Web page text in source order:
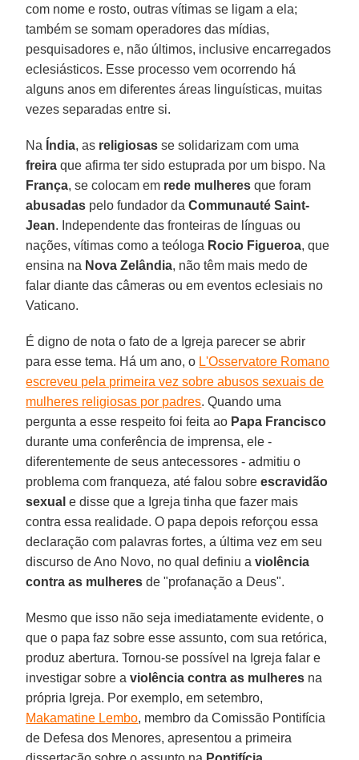
com nome e rosto, outras vítimas se ligam a ela;
também se somam operadores das mídias,
pesquisadores e, não últimos, inclusive encarregados
eclesiásticos. Esse processo vem ocorrendo há
alguns anos em diferentes áreas linguísticas, muitas
vezes separadas entre si.
Na Índia, as religiosas se solidarizam com uma
freira que afirma ter sido estuprada por um bispo. Na
França, se colocam em rede mulheres que foram
abusadas pelo fundador daCommunauté Saint-
Jean. Independente das fronteiras de línguas ou
nações, vítimas como a teóloga Rocio Figueroa, que
ensina na Nova Zelândia, não têm mais medo de
falar diante das câmeras ou em eventos eclesiais no
Vaticano.
É digno de nota o fato de a Igreja parecer se abrir
para esse tema. Há um ano, o L'Osservatore Romano
escreveu pela primeira vez sobre abusos sexuais de
mulheres religiosas por padres. Quando uma
pergunta a esse respeito foi feita ao Papa Francisco
durante uma conferência de imprensa, ele -
diferentemente de seus antecessores - admitiu o
problema com franqueza, até falou sobreescravidão
sexual e disse que a Igreja tinha que fazer mais
contra essa realidade. O papa depois reforçou essa
declaração com palavras fortes, a última vez em seu
discurso de Ano Novo, no qual definiu aviolência
contra as mulheres de "profanação a Deus".
Mesmo que isso não seja imediatamente evidente, o
que o papa faz sobre esse assunto, com sua retórica,
produz abertura. Tornou-se possível na Igreja falar e
investigar sobre aviolência contra as mulheres na
própria Igreja. Por exemplo, em setembro,
Makamatine Lembo, membro da Comissão Pontifícia
de Defesa dos Menores, apresentou a primeira